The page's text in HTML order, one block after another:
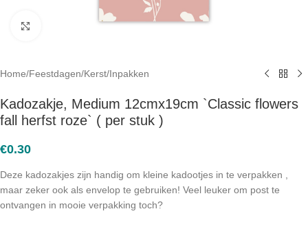
Click to enlarge
Home/Feestdagen/Kerst/Inpakken
Kadozakje, Medium 12cmx19cm `Classic flowers
fall herfst roze` ( per stuk )
€0.30
Deze kadozakjes zijn handig om kleine kadootjes in te verpakken ,
maar zeker ook als envelop te gebruiken! Veel leuker om post te
ontvangen in mooie verpakking toch?